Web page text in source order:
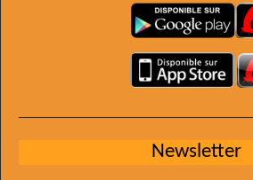
Newsletter